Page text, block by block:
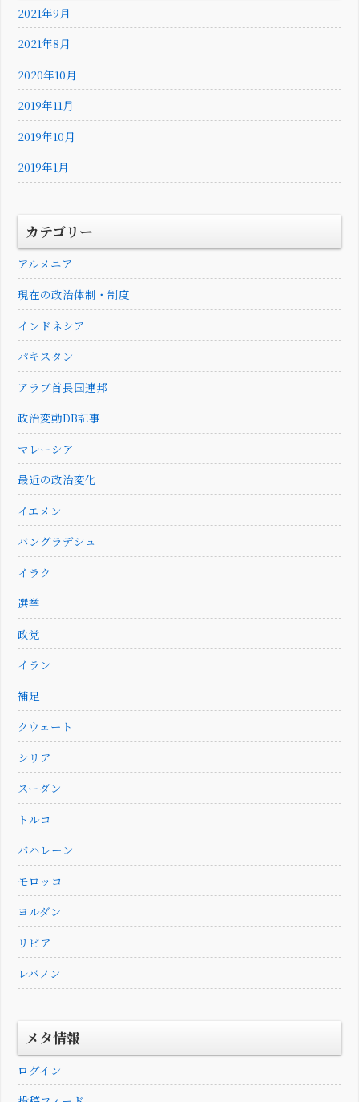
2021年9月
2021年8月
2020年10月
2019年11月
2019年10月
2019年1月
カテゴリー
アルメニア
現在の政治体制・制度
インドネシア
パキスタン
アラブ首長国連邦
政治変動DB記事
マレーシア
最近の政治変化
イエメン
バングラデシュ
イラク
選挙
政党
イラン
補足
クウェート
シリア
スーダン
トルコ
バハレーン
モロッコ
ヨルダン
リビア
レバノン
メタ情報
ログイン